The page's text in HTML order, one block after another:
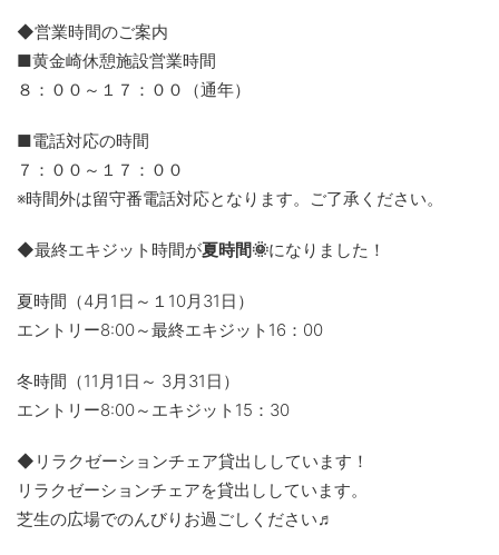
◆営業時間のご案内
■黄金崎休憩施設営業時間
８：００～１７：００（通年）
■電話対応の時間
７：００～１７：００
※時間外は留守番電話対応となります。ご了承ください。
◆最終エキジット時間が夏時間🌞になりました！
夏時間（4月1日～１10月31日）
エントリー8:00～最終エキジット16：00
冬時間（11月1日～ 3月31日）
エントリー8:00～エキジット15：30
◆リラクゼーションチェア貸出ししています！
リラクゼーションチェアを貸出ししています。
芝生の広場でのんびりお過ごしください♬